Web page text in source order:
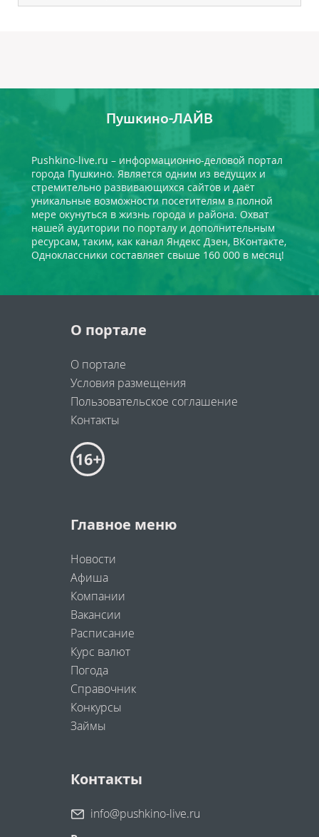
Пушкино-ЛАЙВ
Pushkino-live.ru – информационно-деловой портал
города Пушкино. Является одним из ведущих и
стремительно развивающихся сайтов и даёт
уникальные возможности посетителям в полной
мере окунуться в жизнь города и района. Охват
нашей аудитории по порталу и дополнительным
ресурсам, таким, как канал Яндекс Дзен, ВКонтакте,
Одноклассники составляет свыше 160 000 в месяц!
О портале
О портале
Условия размещения
Пользовательское соглашение
Контакты
Главное меню
Новости
Афиша
Компании
Вакансии
Расписание
Курс валют
Погода
Справочник
Конкурсы
Займы
Контакты
info@pushkino-live.ru